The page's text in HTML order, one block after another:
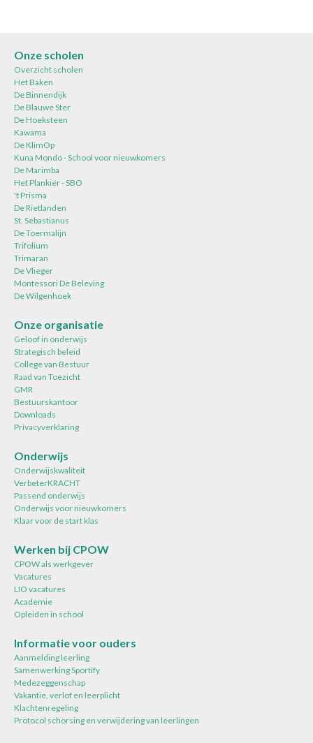
Onze scholen
Overzicht scholen
Het Baken
De Binnendijk
De Blauwe Ster
De Hoeksteen
Kawama
De KlimOp
Kuna Mondo - School voor nieuwkomers
De Marimba
Het Plankier - SBO
't Prisma
De Rietlanden
St. Sebastianus
De Toermalijn
Trifolium
Trimaran
De Vlieger
Montessori De Beleving
De Wilgenhoek
Onze organisatie
Geloof in onderwijs
Strategisch beleid
College van Bestuur
Raad van Toezicht
GMR
Bestuurskantoor
Downloads
Privacyverklaring
Onderwijs
Onderwijskwaliteit
VerbeterKRACHT
Passend onderwijs
Onderwijs voor nieuwkomers
Klaar voor de start klas
Werken bij CPOW
CPOW als werkgever
Vacatures
LIO vacatures
Academie
Opleiden in school
Informatie voor ouders
Aanmelding leerling
Samenwerking Sportify
Medezeggenschap
Vakantie, verlof en leerplicht
Klachtenregeling
Protocol schorsing en verwijdering van leerlingen